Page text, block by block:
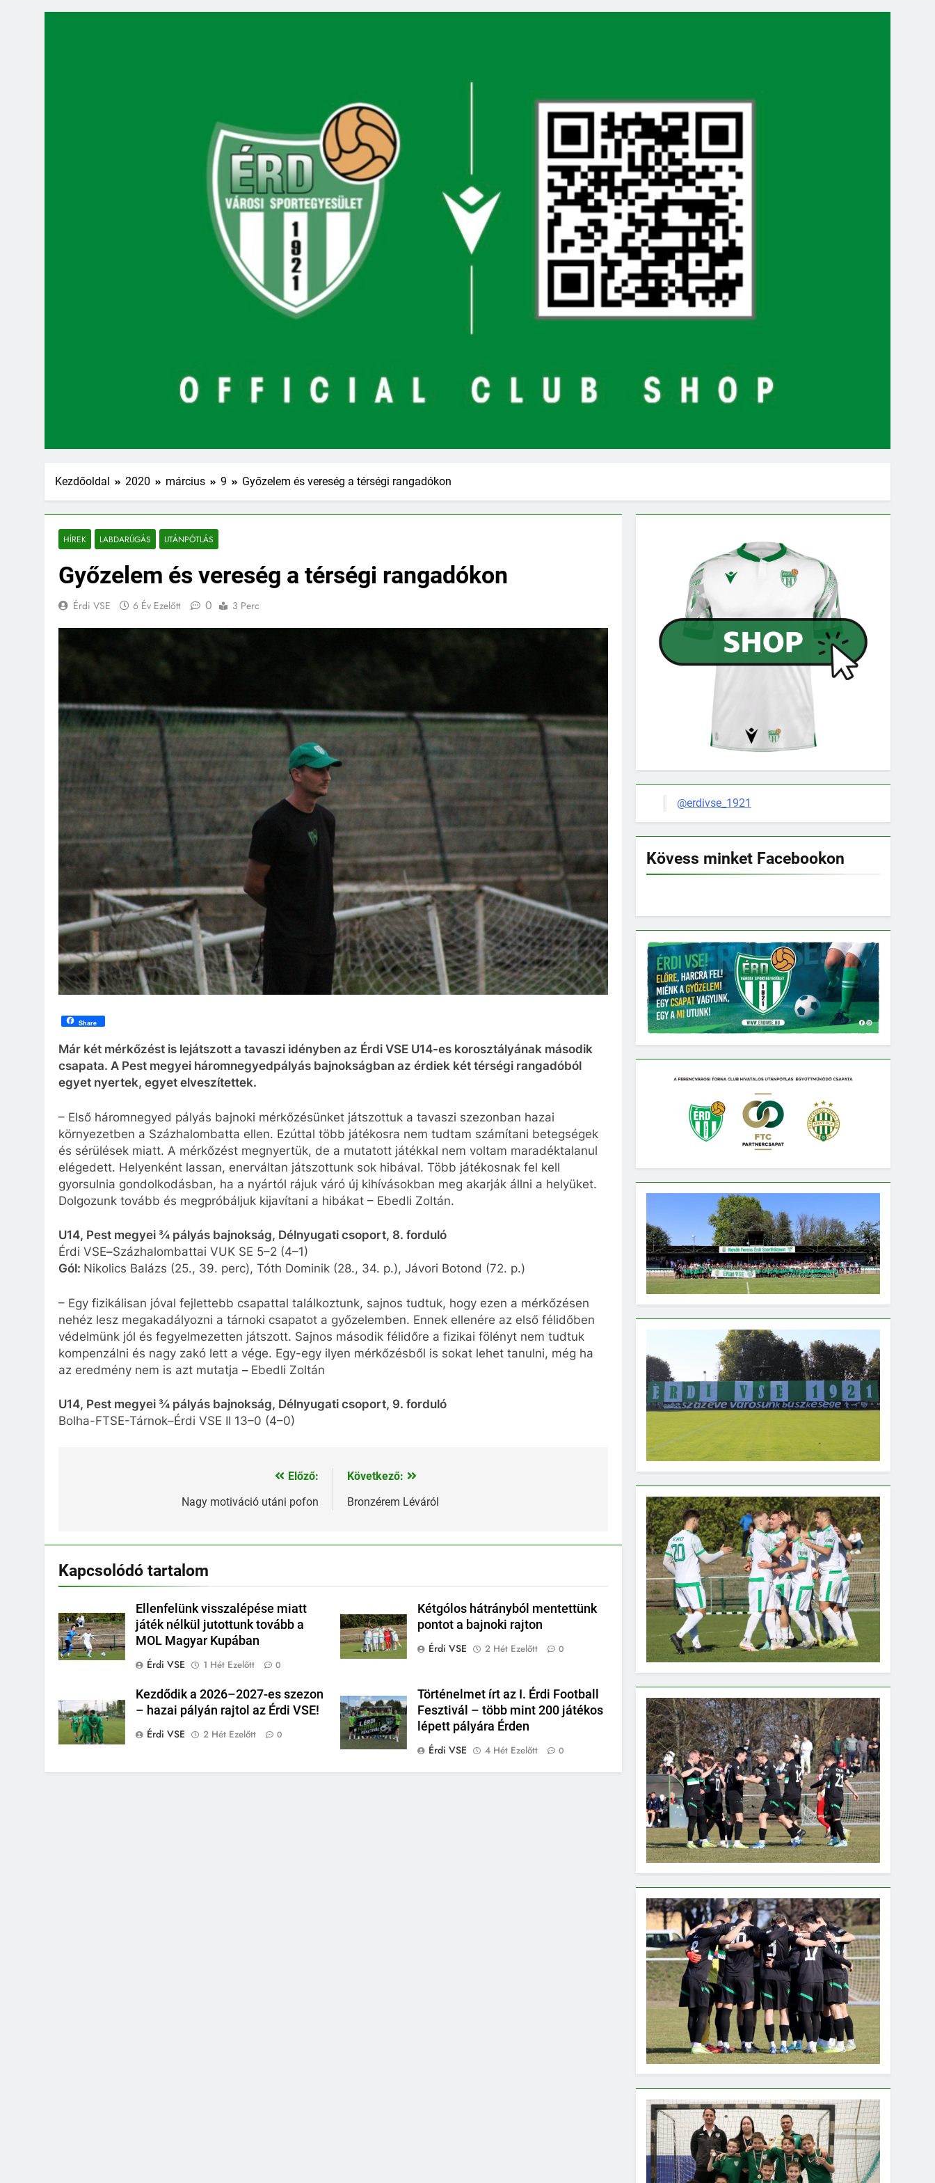
Kezdőoldal 2020 március 9 Győzelem és vereség a térségi rangadókon
HÍREK LABDARÚGÁS UTÁNPÓTLÁS
Győzelem és vereség a térségi rangadókon
Érdi VSE 6 Év Ezelőtt 0 3 Perc
Share
Már két mérkőzést is lejátszott a tavaszi idényben az Érdi VSE U14-es korosztályának második
csapata. A Pest megyei háromnegyedpályás bajnokságban az érdiek két térségi rangadóból
egyet nyertek, egyet elveszítettek.
– Első háromnegyed pályás bajnoki mérkőzésünket játszottuk a tavaszi szezonban hazai
környezetben a Százhalombatta ellen. Ezúttal több játékosra nem tudtam számítani betegségek
és sérülések miatt. A mérkőzést megnyertük, de a mutatott játékkal nem voltam maradéktalanul
elégedett. Helyenként lassan, enerváltan játszottunk sok hibával. Több játékosnak fel kell
gyorsulnia gondolkodásban, ha a nyártól rájuk váró új kihívásokban meg akarják állni a helyüket.
Dolgozunk tovább és megpróbáljuk kijavítani a hibákat – Ebedli Zoltán.
U14, Pest megyei ¾ pályás bajnokság, Délnyugati csoport, 8. forduló
Érdi VSE–Százhalombattai VUK SE 5–2 (4–1)
Gól: Nikolics Balázs (25., 39. perc), Tóth Dominik (28., 34. p.), Jávori Botond (72. p.)
– Egy fizikálisan jóval fejlettebb csapattal találkoztunk, sajnos tudtuk, hogy ezen a mérkőzésen
nehéz lesz megakadályozni a tárnoki csapatot a győzelemben. Ennek ellenére az első félidőben
védelmünk jól és fegyelmezetten játszott. Sajnos második félidőre a fizikai fölényt nem tudtuk
kompenzálni és nagy zakó lett a vége. Egy-egy ilyen mérkőzésből is sokat lehet tanulni, még ha
az eredmény nem is azt mutatja – Ebedli Zoltán
U14, Pest megyei ¾ pályás bajnokság, Délnyugati csoport, 9. forduló
Bolha-FTSE-Tárnok–Érdi VSE II 13–0 (4–0)
Előző:
Nagy motiváció utáni pofon
Következő:
Bronzérem Léváról
Kapcsolódó tartalom
Ellenfelünk visszalépése miatt
játék nélkül jutottunk tovább a
MOL Magyar Kupában
Érdi VSE
1 Hét Ezelőtt 0
Kétgólos hátrányból mentettünk
pontot a bajnoki rajton
Érdi VSE
2 Hét Ezelőtt 0
Kezdődik a 2026–2027-es szezon
– hazai pályán rajtol az Érdi VSE!
Érdi VSE
2 Hét Ezelőtt 0
Történelmet írt az I. Érdi Football
Fesztivál – több mint 200 játékos
lépett pályára Érden
Érdi VSE
4 Hét Ezelőtt 0
@erdivse_1921
Kövess minket Facebookon